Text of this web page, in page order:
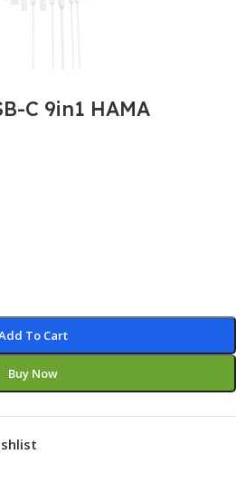
C 9in1 HAMA
To Cart
Buy Now